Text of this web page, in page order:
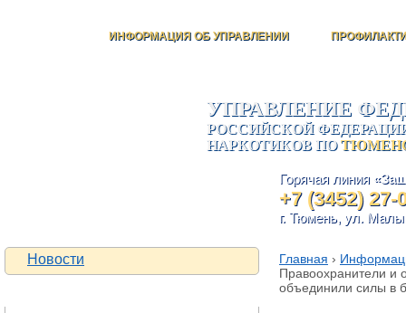
ИНФОРМАЦИЯ ОБ УПРАВЛЕНИИ
УПРАВЛЕНИЕ
РОССИЙСКОЙ
НАРКОТИКОВ ПО
Горячая линия
+7 (3452) 27-
г. Тюмень, ул.
Главная ›
Правоохранители и
объединили силы в
Новости